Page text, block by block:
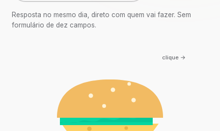
Resposta no mesmo dia, direto com quem vai fazer. Sem
formulário de dez campos.
clique →